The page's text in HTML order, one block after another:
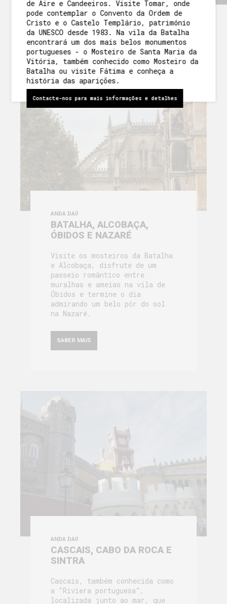
À NOSSA VOLTA
PROGRAMAS E ATIVIDADES
GALERIA
SABER MAIS
ANDA DAÍ!
BATALHA, ALCOBAÇA,
ÓBIDOS E NAZARÉ
Visite os mosteiros da Batalha
e Alcobaça, disfrute de um
passeio romântico entre
muralhas e ameias na vila de
Óbidos e termine o dia
admirando um belo pôr do sol
na Nazaré.
SABER MAIS
ANDA DAÍ!
CASCAIS, CABO DA ROCA E
SINTRA
Cascais, também conhecida como
a “Riviera portuguesa”,
localizada junto ao mar, que
de Aire e Candeeiros. Visite Tomar, onde
pode contemplar o Convento da Ordem de
Cristo e o Castelo Templário, património
da UNESCO desde 1983. Na vila da Batalha
encontrará um dos mais belos monumentos
portugueses - o Mosteiro de Santa Maria da
Vitória, também conhecido como Mosteiro da
Batalha ou visite Fátima e conheça a
história das aparições.
Contacte-nos para mais informações e detalhes